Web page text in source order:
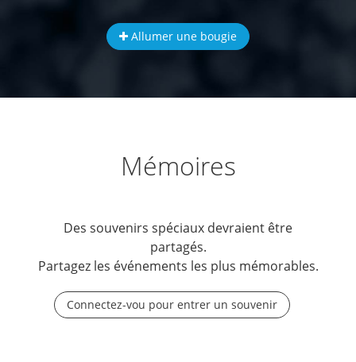
Allumer une bougie
Mémoires
Des souvenirs spéciaux devraient être
partagés.
Partagez les événements les plus mémorables.
Connectez-vou pour entrer un souvenir